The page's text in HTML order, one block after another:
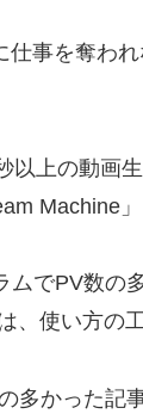
事を奪われ
上の動画生
Machine」
でPV数の多
、使い方の
かった記事